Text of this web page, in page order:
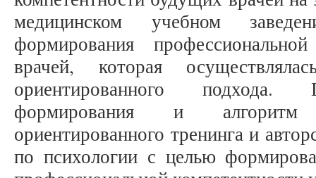
медицинском учебном
формирования
врачей, которая
ориентированного подхода.
формирования и алгоритм
ориентированного тренинга и
по психологии с целью